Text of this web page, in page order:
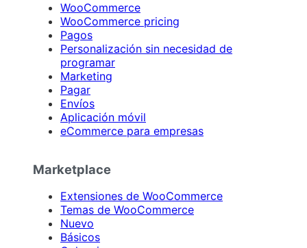
WooCommerce
WooCommerce pricing
Pagos
Personalización sin necesidad de
programar
Marketing
Pagar
Envíos
Aplicación móvil
eCommerce para empresas
Marketplace
Extensiones de WooCommerce
Temas de WooCommerce
Nuevo
Básicos